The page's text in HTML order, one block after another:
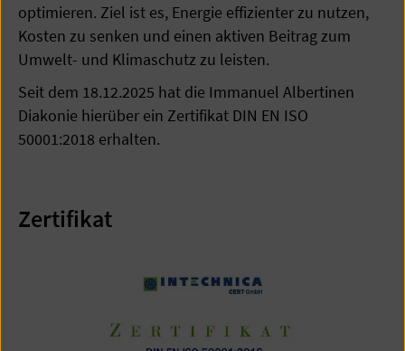
optimieren. Ziel ist es, Energie effizienter zu nutzen,
Kosten zu senken und einen aktiven Beitrag zum
Umwelt- und Klimaschutz zu leisten.
Seit dem 18.12.2025 hat die Immanuel Albertinen
Diakonie hierüber ein Zertifikat DIN EN ISO
50001:2018 erhalten.
Zertifikat